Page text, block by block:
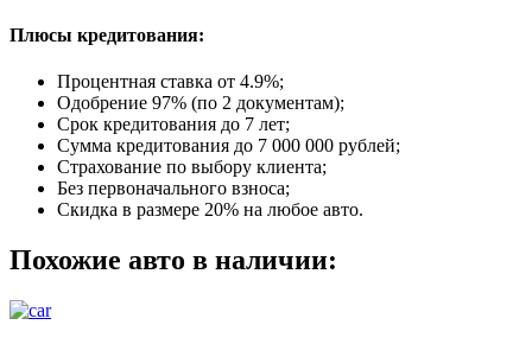
Плюсы кредитования:
Процентная ставка от 4.9%;
Одобрение 97% (по 2 документам);
Срок кредитования до 7 лет;
Сумма кредитования до 7 000 000 рублей;
Страхование по выбору клиента;
Без первоначального взноса;
Скидка в размере 20% на любое авто.
Похожие авто в наличии: